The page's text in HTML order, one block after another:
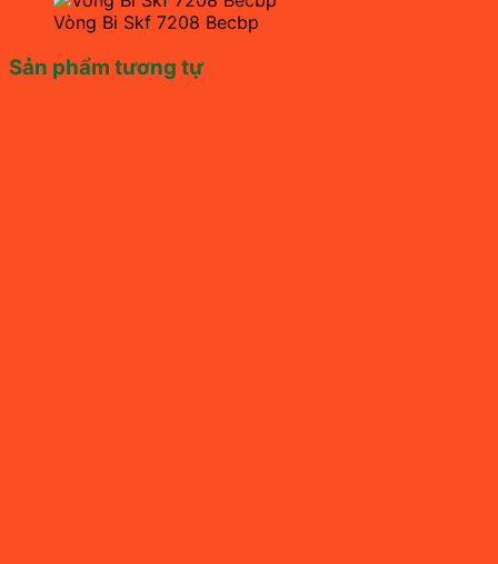
Vòng Bi Skf 7208 Becbp
Sản phẩm tương tự